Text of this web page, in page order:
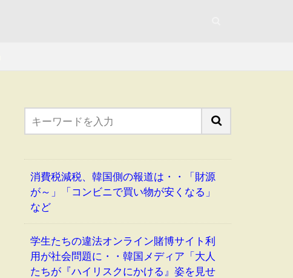
消費税減税、韓国側の報道は・・「財源
が～」「コンビニで買い物が安くなる」
など
学生たちの違法オンライン賭博サイト利
用が社会問題に・・韓国メディア「大人
たちが『ハイリスクにかける』姿を見せ